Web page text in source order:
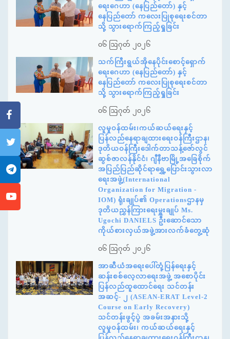
ရေးဂေဟာ (နေပြည်တော်) နှင့်
နေပြည်တော် ကလေးပြုစုရေးစင်တာ
သို့ သွားရောက်ကြည့်ရှုခြင်း
၀၆ ဩဂုတ် ၂၀၂၆
သက်ကြီးရွယ်အိုနေပိုင်းစောင့်ရှောက်
ရေးဂေဟာ (နေပြည်တော်) နှင့်
နေပြည်တော် ကလေးပြုစုရေးစင်တာ
သို့ သွားရောက်ကြည့်ရှုခြင်း
၀၆ ဩဂုတ် ၂၀၂၆
လူမှုဝန်ထမ်း၊ကယ်ဆယ်ရေးနှင့်
ပြန်လည်နေရာချထားရေးဝန်ကြီးဌာန၊
ဒုတိယဝန်ကြီးဒေါက်တာသန့်ဇော်လွင်
ဆွစ်ဇာလန်နိုင်ငံ၊ ဂျီနီဗာမြို့အခြေစိုက်
အပြည်ပြည်ဆိုင်ရာရွှေ့ပြောင်းသွားလာ
ရေးအဖွဲ့(International
Organization for Migration -
IOM) ရုံးချုပ်၏ Operationsဌာနမှ
ဒုတိယညွှန်ကြားရေးမှူးချုပ် Ms.
Ugochi DANIELS ဦးဆောင်သော
ကိုယ်စားလှယ်အဖွဲ့အားလက်ခံတွေ့ဆုံ
၀၆ ဩဂုတ် ၂၀၂၆
အာဆီယံအရေးပေါ်တုံ့ပြန်ရေးနှင့်
ဆန်းစစ်လေ့လာရေးအဖွဲ့ အစောပိုင်း
ပြန်လည်ထူထောင်ရေး သင်တန်း
အဆင့်- ၂ (ASEAN-ERAT Level-2
Course on Early Recovery)
သင်တန်းဖွင့်ပွဲ အခမ်းအနားသို့
လူမှုဝန်ထမ်း၊ ကယ်ဆယ်ရေးနှင့်